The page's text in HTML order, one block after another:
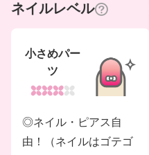
ネイルレベル
小さめパー
ツ
◎ネイル・ピアス自
由！（ネイルはゴテゴ